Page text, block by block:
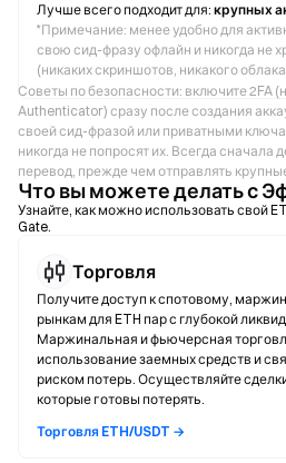
Лучше всего подходит для: крупных
*Примечание: менее удобно для
свою сид-фразу офлайн и никогда не
(никаких скриншотов, никакого
Советы по безопасности: включите 2FA
Authenticator) сразу после создания
своей сид-фразой или приватными
никогда не попросят их. Всегда сначала
перевод, прежде чем отправлять
Что вы можете делать с
Узнайте, как можно использовать свой
Gate.
Торговля
Получите доступ к спотовому,
рынкам для ETH пар с глубокой
Маржинальная и фьючерсная
использование заемных средств и
риском потерь. Осуществляйте
которые готовы потерять.
Торговля ETH/USDT →